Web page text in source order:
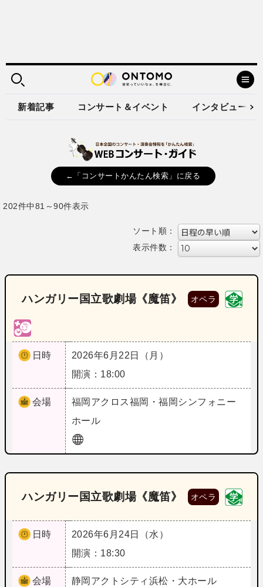
新着記事 コンサート＆イベント インタビュー
←「コンサートかんたん検索」に戻る
202件中81～90件表示
ソート順：
表示件数：
ハンガリー国立歌劇場《魔笛》 オペラ
日時
2026年6月22日（月）
開演：18:00
会場 福岡 アクロス福岡・福岡シンフォニー
ホール
ハンガリー国立歌劇場《魔笛》 オペラ
日時
2026年6月24日（水）
開演：18:30
会場 静岡 アクトシティ浜松・大ホール